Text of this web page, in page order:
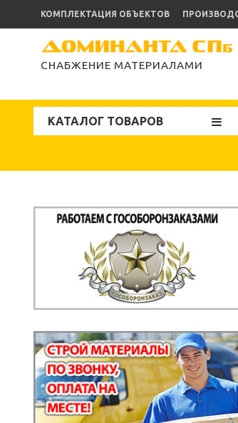
КОМПЛЕКТАЦИЯ ОБЪЕКТОВ
СНАБЖЕНИЕ МАТЕРИАЛАМИ
КАТАЛОГ ТОВАРОВ